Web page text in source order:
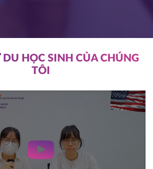
SOUTHEAST MISSOURI STATE
ĐĂNG KÝ
STATE UNIVERISTY
DU HỌC SINH CỦA CHÚNG
TÔI